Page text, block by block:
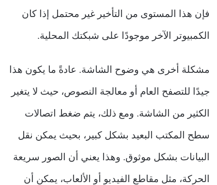
فإن هذا المستوى من التأخير غير محتمل إذا كان
الكمبيوتر الآخر موجودًا على شبكتك المحلية.
مشكلة أخرى هي وضوح الشاشة. عادةً ما يكون هذا
جيدًا للتصفح العام أو معالجة النصوص، حيث لا يتغير
الكثير من الشاشة. ومع ذلك، يتم ضغط اتصالات
سطح المكتب البعيد بشكل كبير، بحيث يمكن نقل
البيانات بشكل موثوق. وهذا يعني أن الصور سريعة
الحركة، مثل مقاطع الفيديو أو الألعاب، يمكن أن